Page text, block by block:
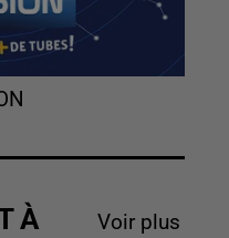
À
Voir plus